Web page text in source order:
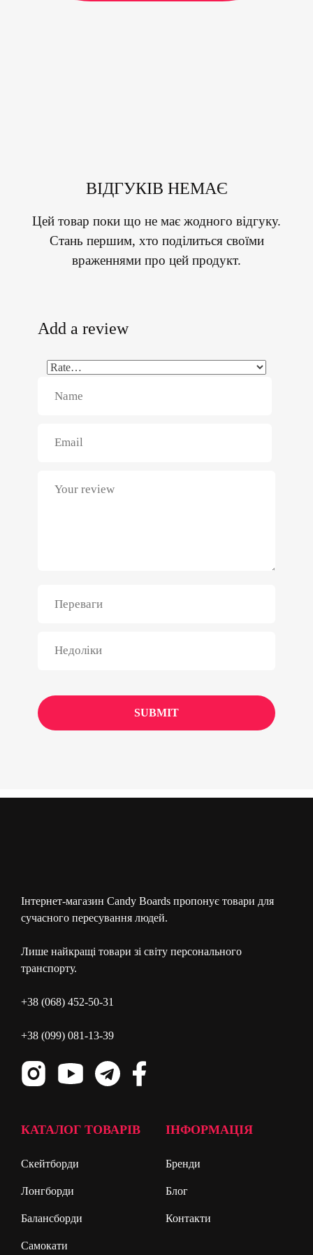
ВІДГУКІВ НЕМАЄ
Цей товар поки що не має жодного відгуку.
Стань першим, хто поділиться своїми
враженнями про цей продукт.
Add a review
Інтернет-магазин Candy Boards пропонує товари для
сучасного пересування людей.
Лише найкращі товари зі світу персонального
транспорту.
+38 (068) 452-50-31
+38 (099) 081-13-39
КАТАЛОГ ТОВАРІВ
Скейтборди
Лонгборди
Балансборди
Самокати
ІНФОРМАЦІЯ
Бренди
Блог
Контакти